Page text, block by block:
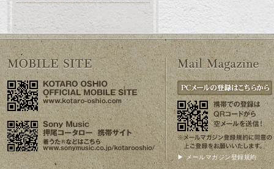
▶ メールマガジン登録規約